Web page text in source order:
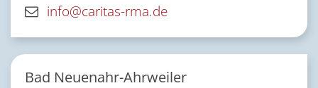
info@caritas-rma.de
Bad Neuenahr-Ahrweiler